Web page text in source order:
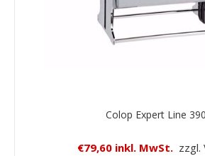
Colop Expert Line
€79,60 inkl. MwSt. zzgl.